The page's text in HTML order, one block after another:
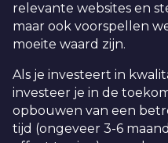
relevante websites en
maar ook voorspellen
moeite waard zijn.
Als je investeert in
investeer je in de
opbouwen van een
tijd (ongeveer 3-6